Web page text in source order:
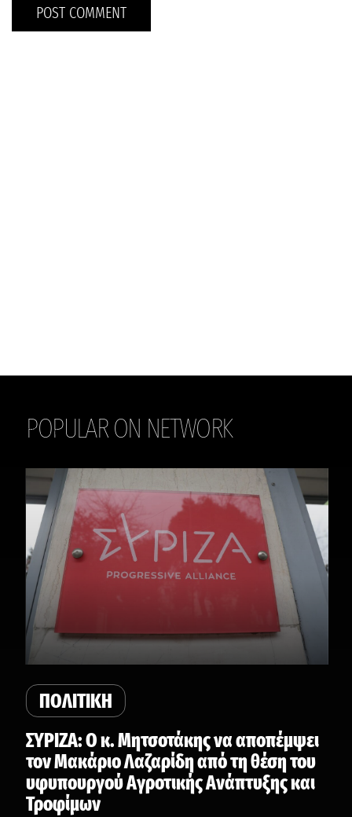
POPULAR ON NETWORK
THE DAILY
ΠΟΛΙΤΙΚΗ
ΣΥΡΙΖΑ: Ο κ. Μητσοτάκης να αποπέμψει
τον Μακάριο Λαζαρίδη από τη θέση του
υφυπουργού Αγροτικής Ανάπτυξης και
Τροφίμων